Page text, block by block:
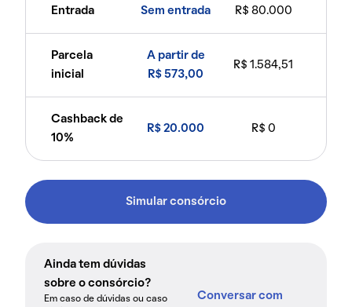
Entrada Sem entrada R$ 80.000
Parcela
inicial
A partir de
R$ 573,00
R$ 1.584,51
Cashback de
10%
R$ 20.000 R$ 0
Simular consórcio
Ainda tem dúvidas
sobre o consórcio?
Em caso de dúvidas ou caso
Conversar com